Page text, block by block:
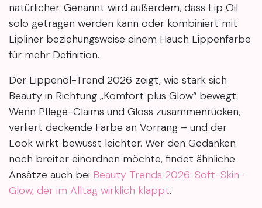
natürlicher. Genannt wird außerdem, dass Lip Oil
solo getragen werden kann oder kombiniert mit
Lipliner beziehungsweise einem Hauch Lippenfarbe
für mehr Definition.
Der Lippenöl-Trend 2026 zeigt, wie stark sich
Beauty in Richtung „Komfort plus Glow“ bewegt.
Wenn Pflege-Claims und Gloss zusammenrücken,
verliert deckende Farbe an Vorrang – und der
Look wirkt bewusst leichter. Wer den Gedanken
noch breiter einordnen möchte, findet ähnliche
Ansätze auch bei Beauty Trends 2026: Soft-Skin-
Glow, der im Alltag wirklich klappt.